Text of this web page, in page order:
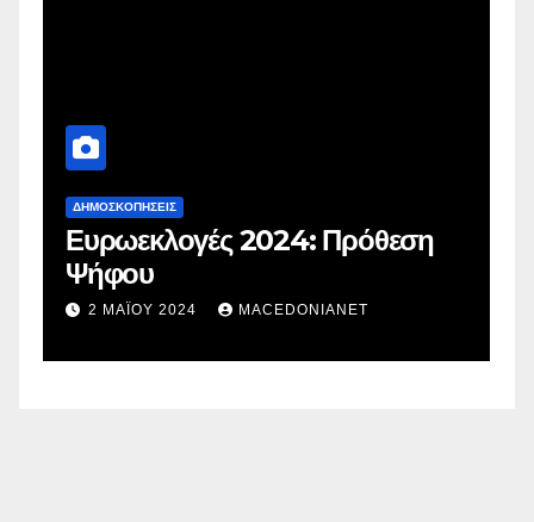
ΔΗΜΟΣΚΟΠΉΣΕΙΣ
Ευρωεκλογές 2024: Πρόθεση
Ψήφου
2 ΜΑΪ́ΟΥ 2024 MACEDONIANET